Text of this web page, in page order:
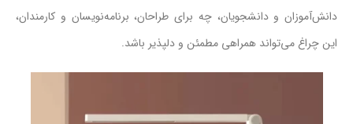
دانش‌آموزان و دانشجویان، چه برای طراحان، برنامه‌نویسان و کارمندان،
این چراغ می‌تواند همراهی مطمئن و دلپذیر باشد.